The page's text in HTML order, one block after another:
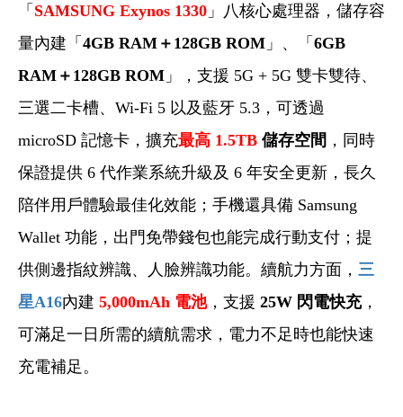
「 SAMSUNG Exynos 1330 」八核心處理器 ，儲存容
量內建「 4GB RAM＋128GB ROM 」、「 6GB
RAM＋128GB ROM 」，支援 5G + 5G 雙卡雙待、
三選二卡槽、Wi-Fi 5 以及藍牙 5.3，可透過
microSD 記憶卡，擴充最高 1.5TB 儲存空間 ，同時
保證提供 6 代作業系統升級及 6 年安全更新，長久
陪伴用戶體驗最佳化效能；手機還具備 Samsung
Wallet 功能，出門免帶錢包也能完成行動支付；提
供側邊指紋辨識、人臉辨識功能。續航力方面， 三
星A16內建 5,000mAh 電池 ，支援 25W 閃電快充 ，
可滿足一日所需的續航需求，電力不足時也能快速
充電補足。